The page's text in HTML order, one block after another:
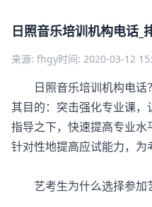
日照音乐培训机构电话_
来源: fhgy时间: 2020-03-12
日照音乐培训机构电话
其目的：突击强化专业课
指导之下，快速提高专业
针对性地提高应试能力，为
艺考生为什么选择参加